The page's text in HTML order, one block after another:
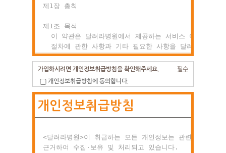
제1장 총칙
제1조 목적
  이 약관은 달려라병원에서 제공하는 서비스 이용조건 및
절차에 관한 사항과 기타 필요한 사항을 달려라병원과(
이용자의 권리, 의미 및 책임사항 등을 규정함을 목적
  합니다.
제2조 약관의 효력과 변경
(1) 이 약관은 이용자에게 공시함으로서 효력이 발생
(2) 달려라병원는 사정 변경의 경우와 영업상 중요사유
      전항과 같은 방법으로 효력이 발생합니다.
필수
가입하시려면 개인정보취급방침을 확인해주세요.
개인정보취급방침에 동의합니다.
개인정보취급방침
<달려라병원>이 취급하는 모든 개인정보는 관련 법령에
근거하여 수집·보유 및 처리되고 있습니다.